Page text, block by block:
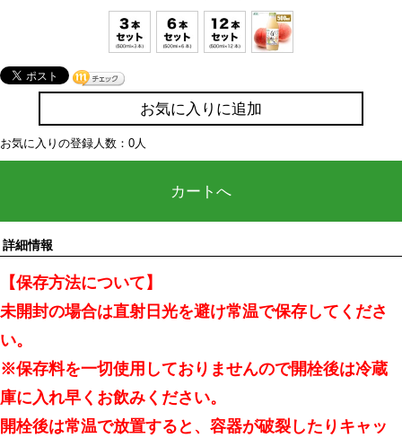
お気に入りに追加
お気に入りの登録人数：0人
カートへ
詳細情報
【保存方法について】
未開封の場合は直射日光を避け常温で保存してくださ
い。
※保存料を一切使用しておりませんので開栓後は冷蔵
庫に入れ早くお飲みください。
開栓後は常温で放置すると、容器が破裂したりキャッ